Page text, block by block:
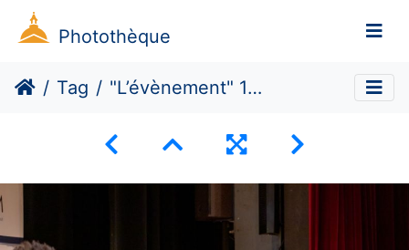
Photothèque
Tag "L’évènement" 11 septembre